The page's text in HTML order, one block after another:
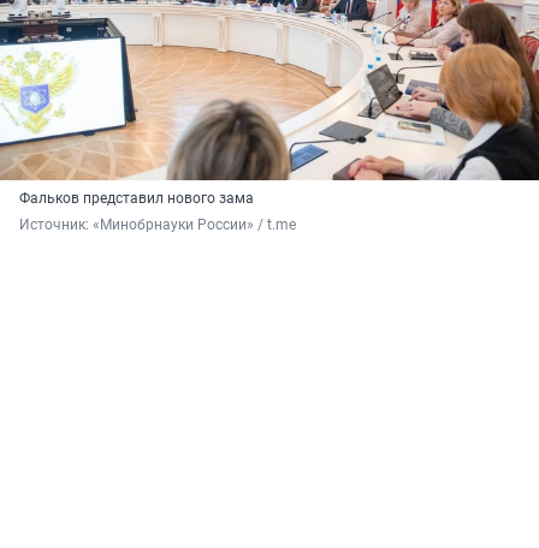
Фальков представил нового зама
Источник: «Минобрнауки России» / t.me